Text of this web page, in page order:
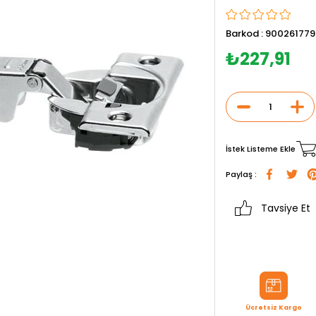
Barkod :
₺227,91
İstek Listeme Ekle
Paylaş :
Tavsiye Et
Ücretsiz Kargo